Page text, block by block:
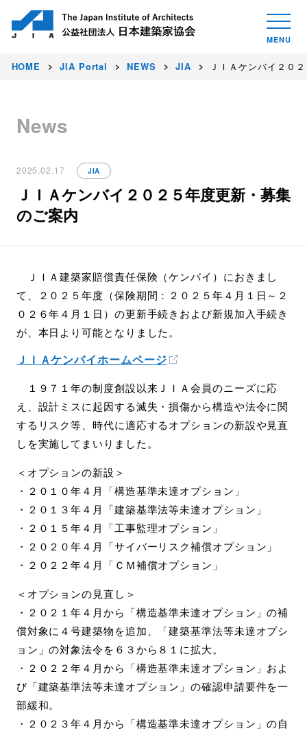
HOME JIA Portal NEWS JIA ＪＩＡケンバイ２０
News
2025.02.17 JIA
ＪＩＡケンバイ２０２５年度更新・募集
のご案内
ＪＩＡ建築家賠償責任保険（ケンバイ）におきまし
て、２０２５年度（保険期間：２０２５年４月１日～２
０２６年４月１日）の更新手続きおよび新規加入手続き
が、本日より可能となりました。
ＪＩＡケンバイホームページ
１９７１年の制度創設以来ＪＩＡ会員のニーズに応
え、設計ミスに起因する滅失・損傷から構造や法令に関
するリスク等、時代に適応するオプションの新設や見直
しを実施してまいりました。
＜オプションの新設＞
・２０１０年４月「構造基準未達オプション」
・２０１３年４月「建築基準法等未達オプション」
・２０１５年４月「工事監理オプション」
・２０２０年４月「サイバーリスク補償オプション」
・２０２２年４月「ＣＭ補償オプション」
＜オプションの見直し＞
・２０２１年４月から「構造基準未達オプション」の補
償対象に４号建築物を追加、「建築基準法等未達オプシ
ョン」の対象法令を６３から８１に拡大。
・２０２２年４月から「構造基準未達オプション」およ
び「建築基準法等未達オプション」の確認申請要件を一
部緩和。
・２０２３年４月から「構造基準未達オプション」の自